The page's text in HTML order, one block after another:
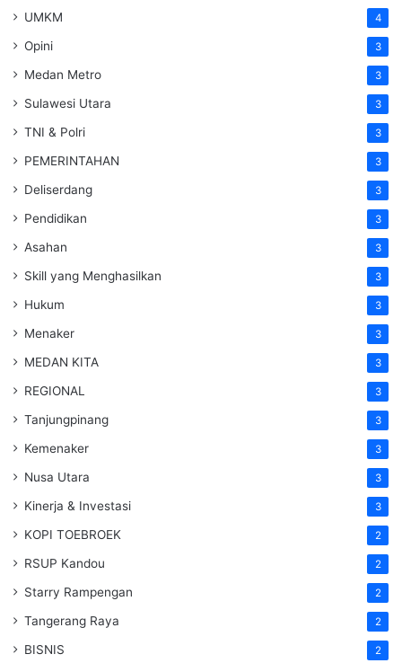
UMKM 4
Opini 3
Medan Metro 3
Sulawesi Utara 3
TNI & Polri 3
PEMERINTAHAN 3
Deliserdang 3
Pendidikan 3
Asahan 3
Skill yang Menghasilkan 3
Hukum 3
Menaker 3
MEDAN KITA 3
REGIONAL 3
Tanjungpinang 3
Kemenaker 3
Nusa Utara 3
Kinerja & Investasi 3
KOPI TOEBROEK 2
RSUP Kandou 2
Starry Rampengan 2
Tangerang Raya 2
BISNIS 2